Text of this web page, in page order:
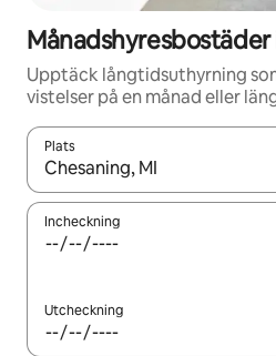
Månadshyresbostäder
Upptäck långtidsuthyrning
vistelser på en månad eller
Plats
När resultaten är tillgängliga
Incheckning
Utcheckning